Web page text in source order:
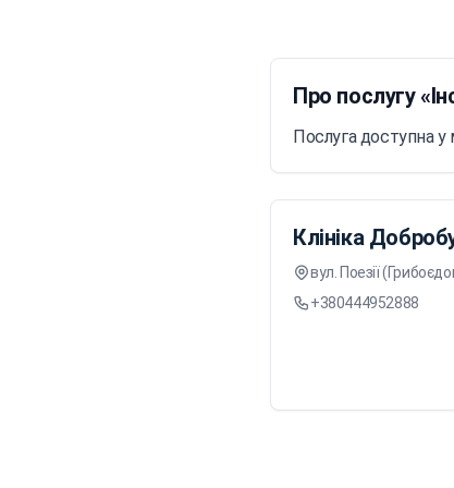
Про послугу
Послуга доступна у
Клініка
вул. Поезії
+380444952888